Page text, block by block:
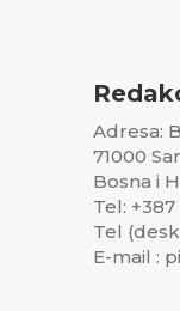
Adresa:
71000
Bosna i
Tel:
Tel
E-mail :